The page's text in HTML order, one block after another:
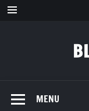
Przejdź
MENU